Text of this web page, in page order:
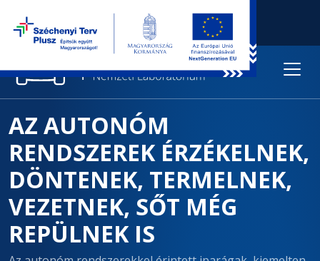
AZ AUTONÓM
RENDSZEREK ÉRZÉKELNEK,
DÖNTENEK, TERMELNEK,
VEZETNEK, SŐT MÉG
REPÜLNEK IS